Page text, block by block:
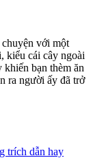
với một
kiểu cái cây ngoài
bạn thèm ăn
ra người ấy đã trở
trích dẫn hay